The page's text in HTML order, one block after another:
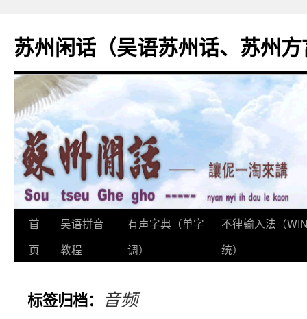
苏州闲话（吴语苏州话、苏州
跳
至
文
首
页
吴语拼音
教程
有声字典（单字
调）
不律输入法（
统）
标签归档： 音频